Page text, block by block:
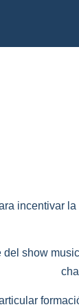
incentivar
show